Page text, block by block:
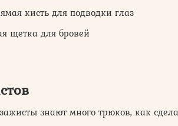
кисть для подводки глаз
щетка для бровей
знают много трюков, как